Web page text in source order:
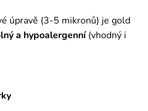
úpravě (3-5 mikronů) je gold
a hypoalergenní(vhodný i